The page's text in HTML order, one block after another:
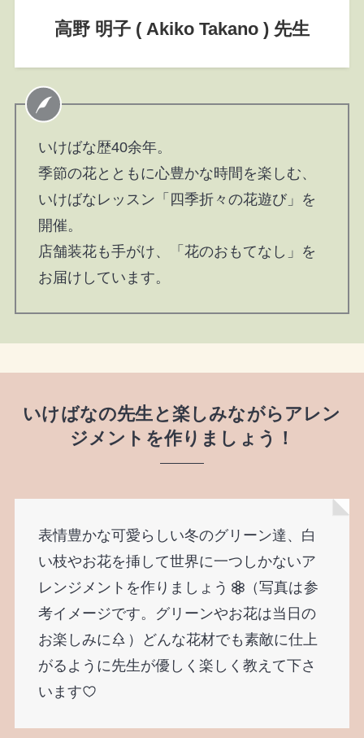
高野 明子 ( Akiko Takano ) 先生
いけばな歴40余年。
季節の花とともに心豊かな時間を楽しむ、
いけばなレッスン「四季折々の花遊び」を
開催。
店舗装花も手がけ、「花のおもてなし」を
お届けしています。
いけばなの先生と楽しみながらアレン
ジメントを作りましょう！
表情豊かな可愛らしい冬のグリーン達、白
い枝やお花を挿して世界に一つしかないア
レンジメントを作りましょう （写真は参
考イメージです。グリーンやお花は当日の
お楽しみに
）どんな花材でも素敵に仕上
がるように先生が優しく楽しく教えて下さ
います